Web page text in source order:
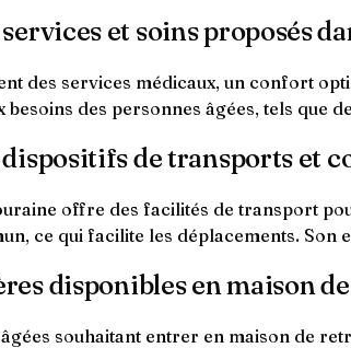
et soins proposés
des services médicaux, un confort
besoins des personnes âgées, tels que
dispositifs de transports et
offre des facilités de transport
ce qui facilite les déplacements.
disponibles en maison
souhaitant entrer en maison de